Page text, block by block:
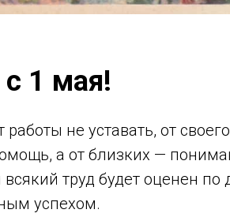
1 мая!
не уставать, от своего
а от близких —
труд будет оценен по
успехом.